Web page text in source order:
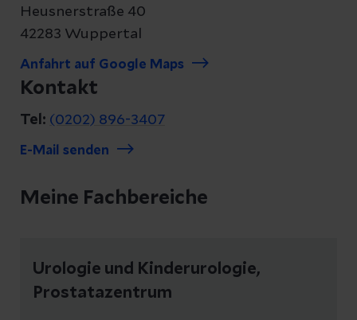
Heusnerstraße 40
42283 Wuppertal
Anfahrt auf Google Maps
Kontakt
Tel: (0202) 896-3407
E-Mail senden
Meine Fachbereiche
Urologie und Kinderurologie,
Prostatazentrum